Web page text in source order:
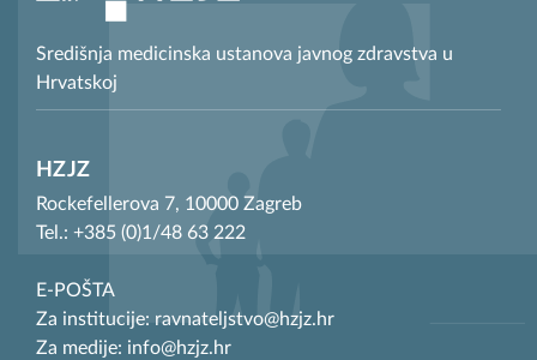
Središnja medicinska ustanova javnog zdravstva u
Hrvatskoj
HZJZ
Rockefellerova 7, 10000 Zagreb
Tel.: +385 (0)1/48 63 222
E-POŠTA
Za institucije: ravnateljstvo@hzjz.hr
Za medije: info@hzjz.hr